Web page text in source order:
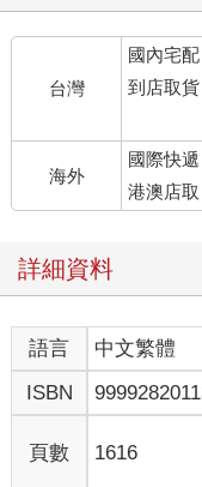
台灣
國內宅
到店取貨
海外
國際快
港澳店取
詳細資料
語言 中文繁體
ISBN
頁數 1616